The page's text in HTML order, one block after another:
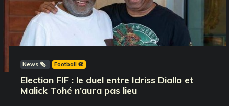
News 🗞️ Football ⚽️
Election FIF : le duel entre Idriss Diallo et
Malick Tohé n’aura pas lieu